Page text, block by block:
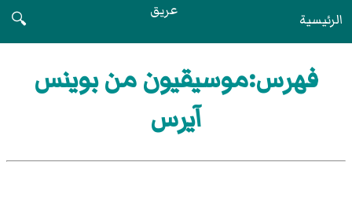
الرئيسية عريق
🔍
فهرس:موسيقيون من بوينس
آيرس